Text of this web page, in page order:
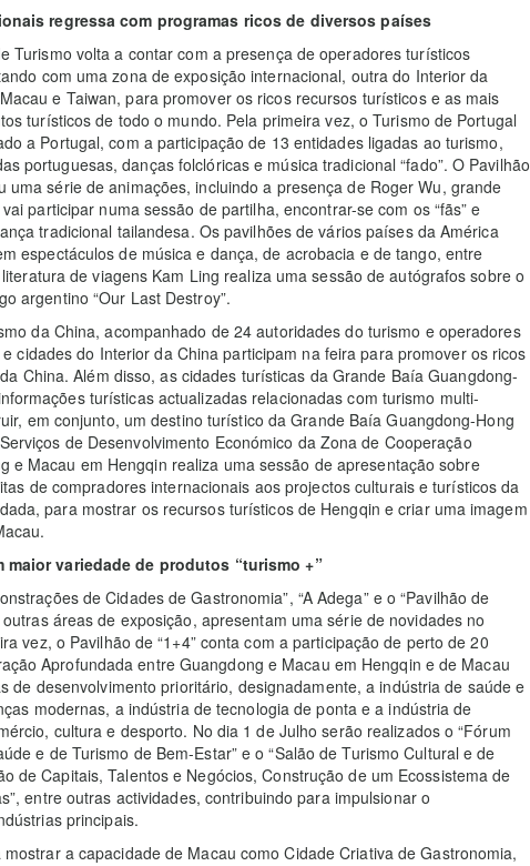
regressa com programas ricos de diversos países
Turismo volta a contar com a presença de operadores turísticos
com uma zona de exposição internacional, outra do Interior da
e Taiwan, para promover os ricos recursos turísticos e as mais
turísticos de todo o mundo. Pela primeira vez, o Turismo de Portugal
a Portugal, com a participação de 13 entidades ligadas ao turismo,
portuguesas, danças folclóricas e música tradicional “fado”. O Pavilhão
uma série de animações, incluindo a presença de Roger Wu, grande
participar numa sessão de partilha, encontrar-se com os “fãs” e
tradicional tailandesa. Os pavilhões de vários países da América
espectáculos de música e dança, de acrobacia e de tango, entre
de viagens Kam Ling realiza uma sessão de autógrafos sobre o
argentino “Our Last Destroy”.
da China, acompanhado de 24 autoridades do turismo e operadores
cidades do Interior da China participam na feira para promover os ricos
China. Além disso, as cidades turísticas da Grande Baía Guangdong-
turísticas actualizadas relacionadas com turismo multi-
em conjunto, um destino turístico da Grande Baía Guangdong-Hong
de Desenvolvimento Económico da Zona de Cooperação
e Macau em Hengqin realiza uma sessão de apresentação sobre
de compradores internacionais aos projectos culturais e turísticos da
para mostrar os recursos turísticos de Hengqin e criar uma imagem
variedade de produtos “turismo +”
de Cidades de Gastronomia”, “A Adega” e o “Pavilhão de
áreas de exposição, apresentam uma série de novidades no
vez, o Pavilhão de “1+4” conta com a participação de perto de 20
Aprofundada entre Guangdong e Macau em Hengqin e de Macau
de desenvolvimento prioritário, designadamente, a indústria de saúde e
modernas, a indústria de tecnologia de ponta e a indústria de
cultura e desporto. No dia 1 de Julho serão realizados o “Fórum
e de Turismo de Bem-Estar” e o “Salão de Turismo Cultural e de
de Capitais, Talentos e Negócios, Construção de um Ecossistema de
entre outras actividades, contribuindo para impulsionar o
principais.
a capacidade de Macau como Cidade Criativa de Gastronomia,